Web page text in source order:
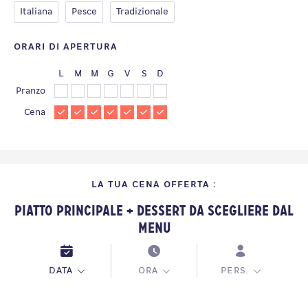
Italiana Pesce Tradizionale
ORARI DI APERTURA
L M M G V S
D
Pranzo
Cena
LA TUA CENA OFFERTA :
Piatto Principale + Dessert da scegliere dal
Menu
DATA ORA PERS.